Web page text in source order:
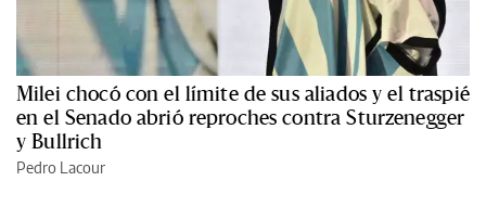
Milei chocó con el límite de sus aliados y el traspié
en el Senado abrió reproches contra Sturzenegger
y Bullrich
Pedro Lacour